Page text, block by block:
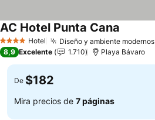
4 EstrellasHotel Diseño y ambiente modernos
AC Hotel Punta Cana
8,9 Excelente 1.710 Playa Bávaro
De $182
Mira precios de 7 páginas